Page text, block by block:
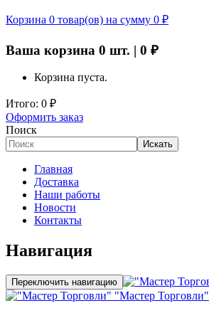
Корзина 0 товар(ов) на сумму 0 ₽
Ваша корзина 0 шт. | 0 ₽
Корзина пуста.
Итого: 0 ₽
Оформить заказ
Поиск
Искать
Главная
Доставка
Наши работы
Новости
Контакты
Навигация
Переключить навигацию
"Мастер Торговли"